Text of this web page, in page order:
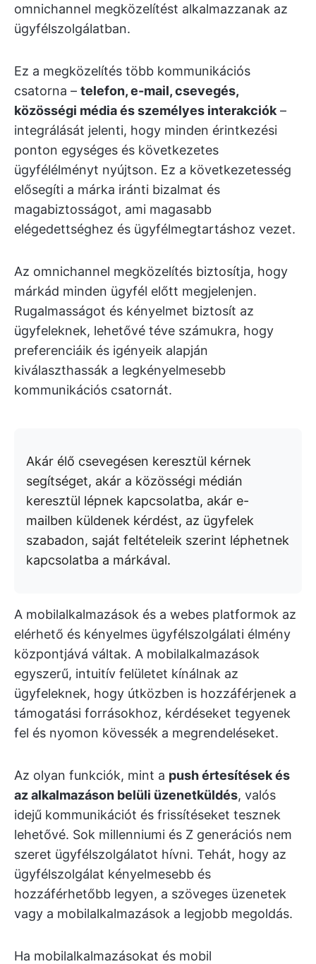
omnichannel megközelítést alkalmazzanak az
ügyfélszolgálatban.
Ez a megközelítés több kommunikációs
csatorna – telefon, e-mail, csevegés,
közösségi média és személyes interakciók –
integrálását jelenti, hogy minden érintkezési
ponton egységes és következetes
ügyfélélményt nyújtson. Ez a következetesség
elősegíti a márka iránti bizalmat és
magabiztosságot, ami magasabb
elégedettséghez és ügyfélmegtartáshoz vezet.
Az omnichannel megközelítés biztosítja, hogy
márkád minden ügyfél előtt megjelenjen.
Rugalmasságot és kényelmet biztosít az
ügyfeleknek, lehetővé téve számukra, hogy
preferenciáik és igényeik alapján
kiválaszthassák a legkényelmesebb
kommunikációs csatornát.
Akár élő csevegésen keresztül kérnek
segítséget, akár a közösségi médián
keresztül lépnek kapcsolatba, akár e-
mailben küldenek kérdést, az ügyfelek
szabadon, saját feltételeik szerint léphetnek
kapcsolatba a márkával.
A mobilalkalmazások és a webes platformok az
elérhető és kényelmes ügyfélszolgálati élmény
központjává váltak. A mobilalkalmazások
egyszerű, intuitív felületet kínálnak az
ügyfeleknek, hogy útközben is hozzáférjenek a
támogatási forrásokhoz, kérdéseket tegyenek
fel és nyomon kövessék a megrendeléseket.
Az olyan funkciók, mint a push értesítések és
az alkalmazáson belüli üzenetküldés, valós
idejű kommunikációt és frissítéseket tesznek
lehetővé. Sok millenniumi és Z generációs nem
szeret ügyfélszolgálatot hívni. Tehát, hogy az
ügyfélszolgálat kényelmesebb és
hozzáférhetőbb legyen, a szöveges üzenetek
vagy a mobilalkalmazások a legjobb megoldás.
Ha mobilalkalmazásokat és mobil